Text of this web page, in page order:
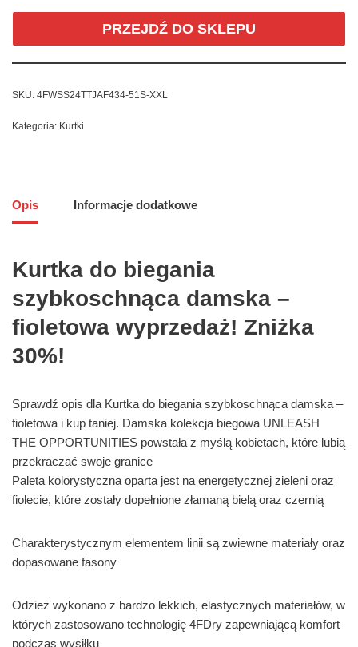
PRZEJDŹ DO SKLEPU
SKU: 4FWSS24TTJAF434-51S-XXL
Kategoria: Kurtki
Opis Informacje dodatkowe
Kurtka do biegania
szybkoschnąca damska –
fioletowa wyprzedaż! Zniżka
30%!
Sprawdź opis dla Kurtka do biegania szybkoschnąca damska –
fioletowa i kup taniej. Damska kolekcja biegowa UNLEASH
THE OPPORTUNITIES powstała z myślą kobietach, które lubią
przekraczać swoje granice
Paleta kolorystyczna oparta jest na energetycznej zieleni oraz
fiolecie, które zostały dopełnione złamaną bielą oraz czernią
Charakterystycznym elementem linii są zwiewne materiały oraz
dopasowane fasony
Odzież wykonano z bardzo lekkich, elastycznych materiałów, w
których zastosowano technologię 4FDry zapewniającą komfort
podczas wysiłku